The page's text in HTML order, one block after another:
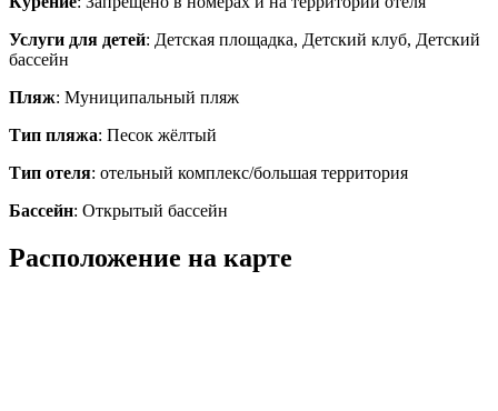
Услуги для детей: Детская площадка, Детский клуб, Детский
бассейн
Пляж: Муниципальный пляж
Тип пляжа: Песок жёлтый
Тип отеля: отельный комплекс/большая территория
Бассейн: Открытый бассейн
Расположение на карте